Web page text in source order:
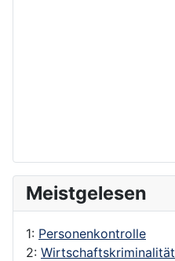
Meistgelesen
1: Personenkontrolle
2: Wirtschaftskriminalität